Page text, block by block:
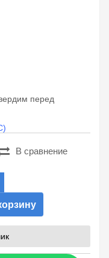
перед
В сравнение